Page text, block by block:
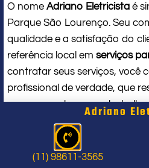
O nome Adriano Eletricista é
Parque São Lourenço. Seu
qualidade e a satisfação do
referência local em serviços
contratar seus serviços, você
profissional de verdade, que
espaço e entrega um
Problema com
Adriano
(11) 98611-3565